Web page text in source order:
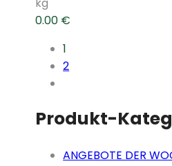
0.00 €
1
2
Produkt-
ANGEBOTE DER